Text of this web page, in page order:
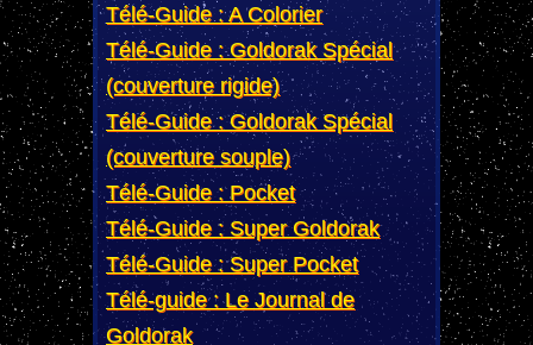
Télé-Guide : A Colorier
Télé-Guide : Goldorak Spécial
(couverture rigide)
Télé-Guide : Goldorak Spécial
(couverture souple)
Télé-Guide : Pocket
Télé-Guide : Super Goldorak
Télé-Guide : Super Pocket
Télé-guide : Le Journal de
Goldorak